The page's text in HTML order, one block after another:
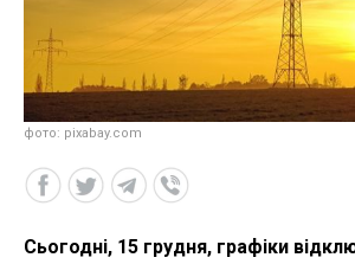
фото: pixabay.com
Сьогодні, 15 грудня, графіки